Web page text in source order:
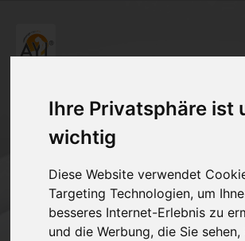
Ihre Privatsphäre ist
wichtig
Diese Website verwendet
Targeting Technologien, um
besseres Internet-Erlebnis zu
und die Werbung, die Sie sehen,